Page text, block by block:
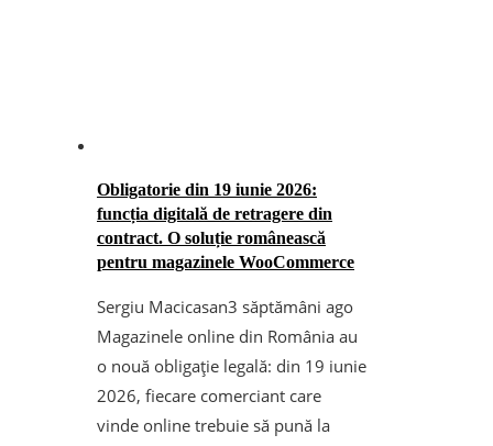
Obligatorie din 19 iunie 2026:
funcția digitală de retragere din
contract. O soluție românească
pentru magazinele WooCommerce
Sergiu Macicasan3 săptămâni ago
Magazinele online din România au
o nouă obligație legală: din 19 iunie
2026, fiecare comerciant care
vinde online trebuie să pună la